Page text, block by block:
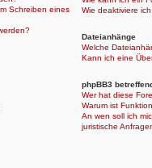
Schreiben eines
Wie deaktiviere
Dateianhänge
Welche
Kann ich eine
phpBB3
Wer hat diese
Warum ist
An wen soll ich
juristische